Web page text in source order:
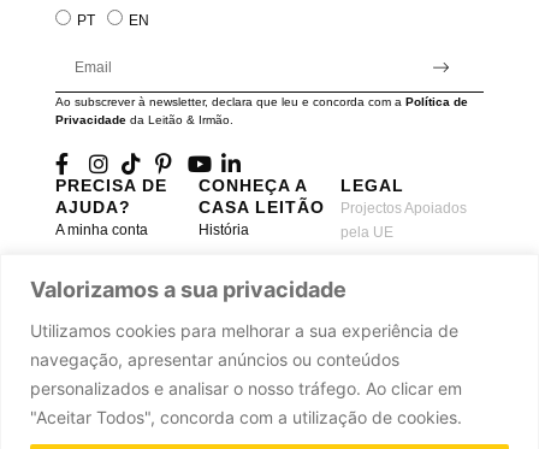
Valorizamos a sua privacidade
Utilizamos cookies para melhorar a sua experiência de
navegação, apresentar anúncios ou conteúdos
personalizados e analisar o nosso tráfego. Ao clicar em
"Aceitar Todos", concorda com a utilização de cookies.
PT EN
Ao subscrever à newsletter, declara que leu e concorda com aPolítica de
Privacidade da Leitão & Irmão.
PRECISA DE
AJUDA?
A minha conta
Peças
Frequentes
Contacte-nos
Carreiras
CONHEÇA A
CASA LEITÃO
História
Oficinas
Parcerias
LEGAL
Projectos Apoiados
pela UE
Privacidade
Livro de
Reclamações